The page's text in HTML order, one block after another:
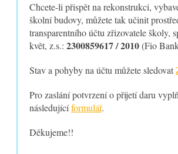
Chcete-li přispět na rekonstrukci,
školní budovy, můžete tak učinit
transparentního účtu zřizovatele školy,
květ, z.s.: 2300859617 / 2010(Fio
Stav a pohyby na účtu můžete sledovat
Pro zaslání potvrzení o přijetí daru
následujícíformulář.
Děkujeme!!